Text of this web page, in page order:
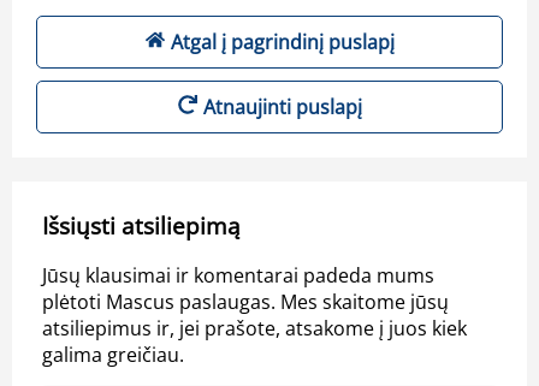
Atgal į pagrindinį puslapį
Atnaujinti puslapį
Išsiųsti atsiliepimą
Jūsų klausimai ir komentarai padeda mums
plėtoti Mascus paslaugas. Mes skaitome jūsų
atsiliepimus ir, jei prašote, atsakome į juos kiek
galima greičiau.